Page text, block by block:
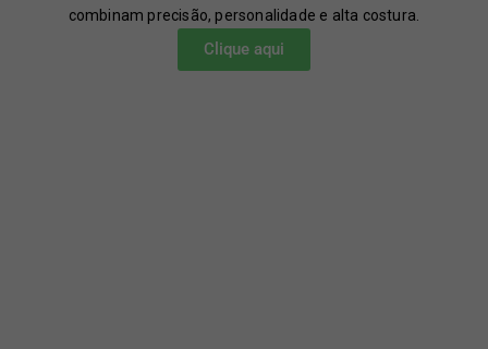
combinam precisão, personalidade e alta costura.
Clique aqui